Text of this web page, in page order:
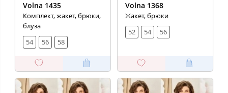
Volna 1435
Комплект, жакет, брюки,
блуза
54
56 58
Volna 1368
Жакет, брюки
52
54 56